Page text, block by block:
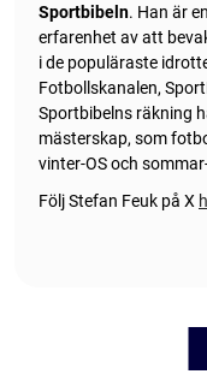
Sportbibeln. Han är
erfarenhet av att
i de populäraste
Fotbollskanalen,
Sportbibelns räkning
mästerskap, som
vinter-OS och
Följ Stefan Feuk på X